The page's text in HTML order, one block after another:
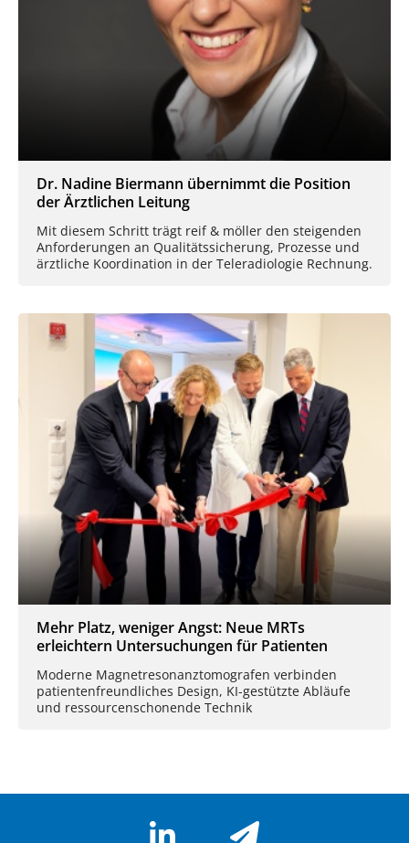
Dr. Nadine Biermann übernimmt die Position
der Ärztlichen Leitung
Mit diesem Schritt trägt reif & möller den steigenden
Anforderungen an Qualitätssicherung, Prozesse und
ärztliche Koordination in der Teleradiologie Rechnung.
Mehr Platz, weniger Angst: Neue MRTs
erleichtern Untersuchungen für Patienten
Moderne Magnetresonanztomografen verbinden
patientenfreundliches Design, KI-gestützte Abläufe
und ressourcenschonende Technik